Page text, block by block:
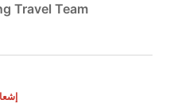
Travel Team